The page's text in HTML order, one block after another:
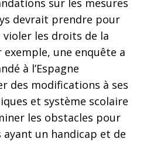
devrait prendre pour
violer les droits de la
exemple, une enquête a
à l’Espagne
des modifications à ses
et système scolaire
les obstacles pour
ayant un handicap et de